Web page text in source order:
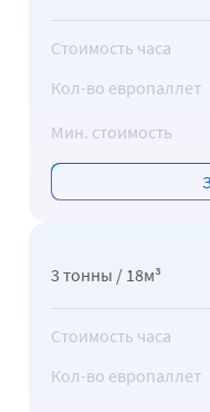
Стоимость часа
Кол-во европаллет
Мин. стоимость
3 тонны / 18м³
Стоимость часа
Кол-во европаллет